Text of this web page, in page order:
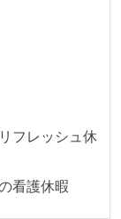
、実施してい
管理している
経営陣やマネ
フレッシュ休
看護休暇